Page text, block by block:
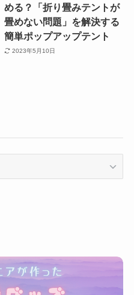
める？「折り畳みテントが
畳めない問題」を解決する
簡単ポップアップテント
2023年5月10日